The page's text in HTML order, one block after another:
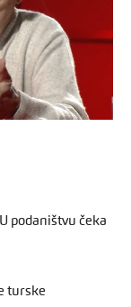
podaništvu čeka
turske